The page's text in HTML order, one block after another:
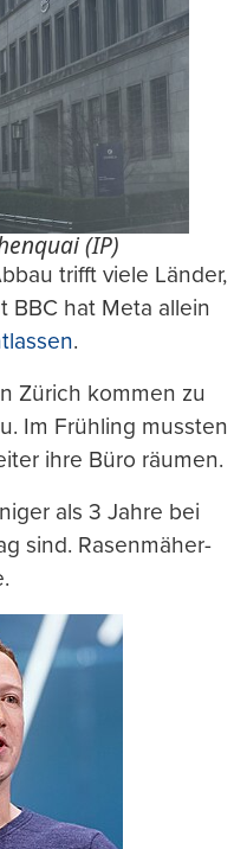
(IP)
trifft viele Länder,
BBC hat Meta allein
.
Zürich kommen zu
Im Frühling mussten
ihre Büro räumen.
als 3 Jahre bei
sind. Rasenmäher-